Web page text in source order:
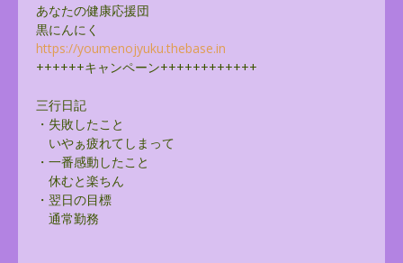
あなたの健康応援団
黒にんにく
https://youmenojyuku.thebase.in
++++++キャンペーン++++++++++++
三行日記
・失敗したこと
いやぁ疲れてしまって
・一番感動したこと
休むと楽ちん
・翌日の目標
通常勤務